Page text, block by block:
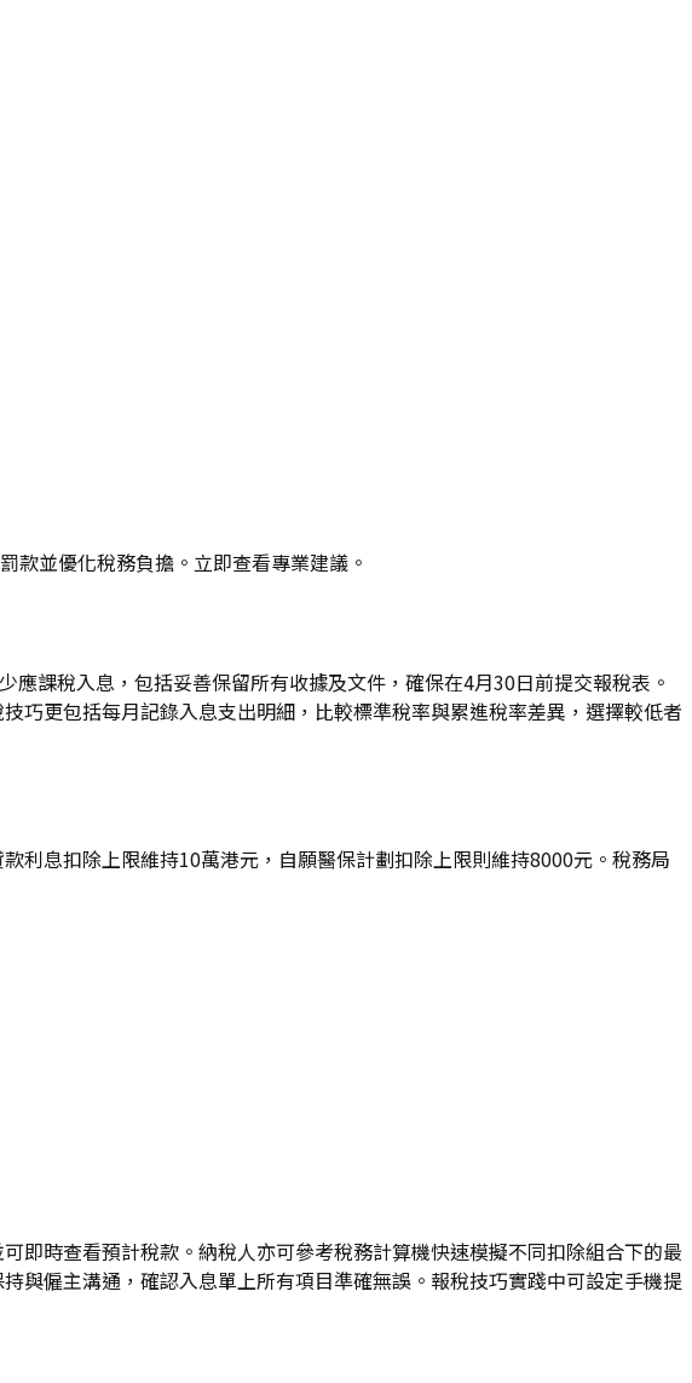
款並優化稅務負擔。立即查看專業建議。
課稅入息，包括妥善保留所有收據及文件，確保在4月30日前提交報稅表。
巧更包括每月記錄入息支出明細，比較標準稅率與累進稅率差異，選擇較低者
利息扣除上限維持10萬港元，自願醫保計劃扣除上限則維持8000元。稅務局
即時查看預計稅款。納稅人亦可參考稅務計算機快速模擬不同扣除組合下的最
與僱主溝通，確認入息單上所有項目準確無誤。報稅技巧實踐中可設定手機提